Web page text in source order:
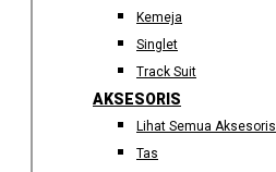
Kemeja
Singlet
Track Suit
AKSESORIS
Lihat Semua Aksesoris
Tas